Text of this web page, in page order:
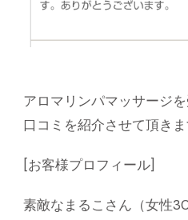
アロマリンパマッサージ
口コミを紹介させて頂きま
[お客様プロフィール]
素敵なまるこさん（女性30